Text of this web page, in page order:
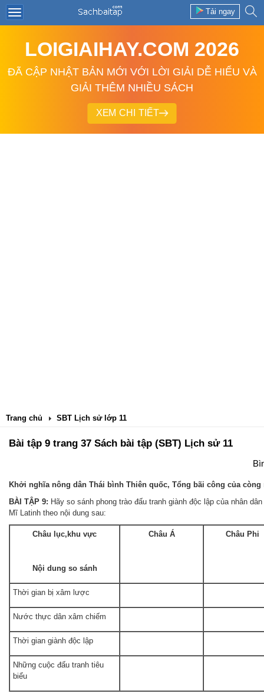
Tải ngay
LOIGIAIHAY.COM 2026
ĐÃ CẬP NHẬT BẢN MỚI VỚI LỜI GIẢI DỄ HIỂU VÀ
GIẢI THÊM NHIỀU SÁCH
XEM CHI TIẾT
Trang chủ SBT Lịch sử lớp 11
Bài tập 9 trang 37 Sách bài tập (SBT) Lịch sử 11
Khởi nghĩa nông dân Thái bình Thiên quốc, Tổng bãi công của còng
BÀI TẬP 9: Hãy so sánh phong trào đấu tranh giành độc lập của nhân
Mĩ Latinh theo nội dung sau:
Châu lục,khu vực
Nội dung so sánh
Châu Á Châu Phi
Thời gian bị xâm lược
Nước thực dân xâm chiếm
Thời gian giành độc lập
Những cuộc đấu tranh tiêu
biểu